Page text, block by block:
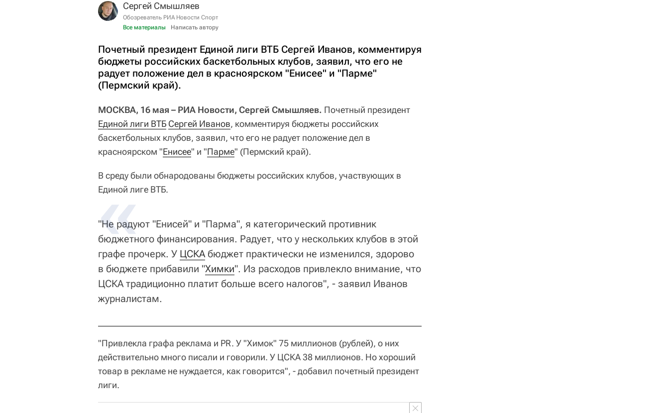
Сергей Смышляев
Обозреватель РИА Новости Спорт
Все материалы
Написать автору
Почетный президент Единой лиги ВТБ Сергей Иванов, комментируя
бюджеты российских баскетбольных клубов, заявил, что его не
радует положение дел в красноярском "Енисее" и "Парме"
(Пермский край).
МОСКВА, 16 мая – РИА Новости, Сергей Смышляев. Почетный президент
Единой лиги ВТБ Сергей Иванов, комментируя бюджеты российских
баскетбольных клубов, заявил, что его не радует положение дел в
красноярском "Енисее" и "Парме" (Пермский край).
В среду были обнародованы бюджеты российских клубов, участвующих в
Единой лиге ВТБ.
"Не радуют "Енисей" и "Парма", я категорический противник
бюджетного финансирования. Радует, что у нескольких клубов в этой
графе прочерк. У ЦСКАбюджет практически не изменился, здорово
в бюджете прибавили "Химки". Из расходов привлекло внимание, что
ЦСКА традиционно платит больше всего налогов", - заявил Иванов
журналистам.
"Привлекла графа реклама и PR. У "Химок" 75 миллионов (рублей), о них
действительно много писали и говорили. У ЦСКА 38 миллионов. Но хороший
товар в рекламе не нуждается, как говорится", - добавил почетный президент
лиги.